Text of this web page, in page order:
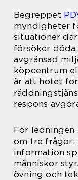
Begreppet
myndigheter
situationer
försöker döda
avgränsad
köpcentrum
är att hotet
respons
För ledningen
om tre frågor:
information
människor
övning och